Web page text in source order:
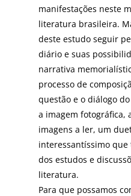
manifestações neste
literatura brasileira.
deste estudo seguir
diário e suas
narrativa
processo de
questão e o diálogo
a imagem fotográfica,
imagens a ler, um
interessantíssimo
dos estudos e
literatura.
Para que possamos